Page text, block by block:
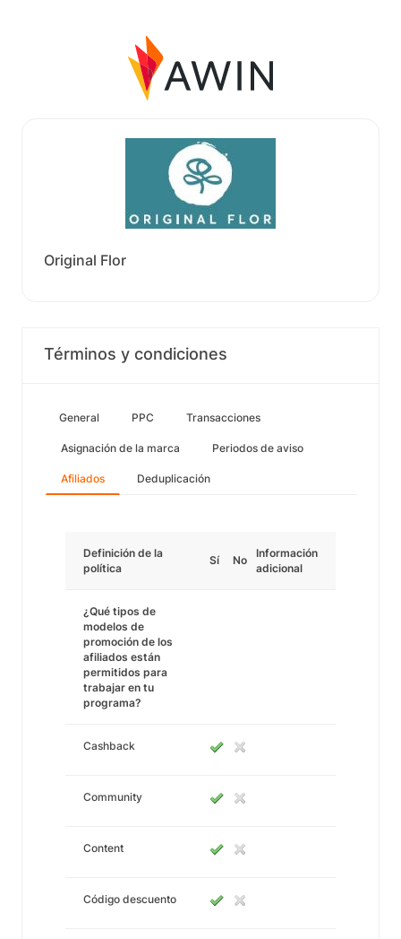
Original Flor
Términos y condiciones
General PPC Transacciones
Asignación de la marca Periodos de aviso
Afiliados Deduplicación
Definición de la
política
Sí No
Información
adicional
¿Qué tipos de
modelos de
promoción de los
afiliados están
permitidos para
trabajar en tu
programa?
Cashback
Community
Content
Código descuento